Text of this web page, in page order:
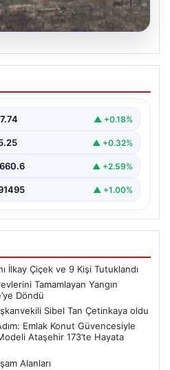
Görevlerini
Söndürme Uçakları
yapılan açıklamada,
▲ +0.18%
▲ +0.32%
▲ +2.59%
▲ +1.00%
İlkay Çiçek ve 9 Kişi Tutuklandı
Tamamlayan Yangın
Döndü
Sibel Tan Çetinkaya oldu
Emlak Konut Güvencesiyle
Ataşehir 173’te Hayata
Alanları